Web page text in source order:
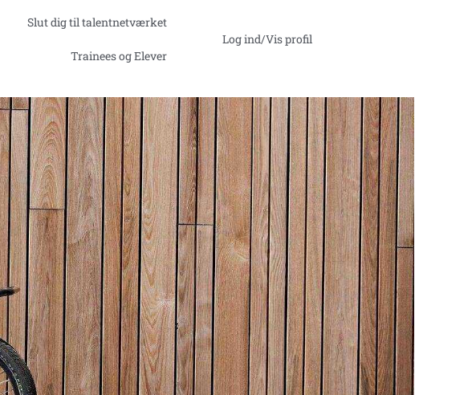
Slut dig til talentnetværket
Trainees og Elever
Log ind/Vis profil